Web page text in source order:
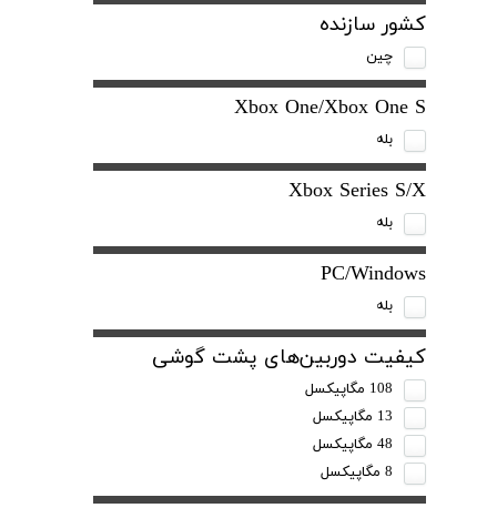
کشور سازنده
چین
Xbox One/Xbox One S
بله
Xbox Series S/X
بله
PC/Windows
بله
کیفیت دوربین‌های پشت گوشی
108 مگاپیکسل
13 مگاپیکسل
48 مگاپیکسل
8 مگاپیکسل